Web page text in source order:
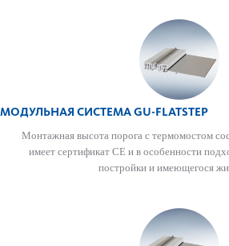
МОДУЛЬНАЯ СИСТЕМА GU-FLATSTEP
Монтажная высота порога с термомо­стом
имеет сертификат CE и в особенности
пост­ройки и имеющегося